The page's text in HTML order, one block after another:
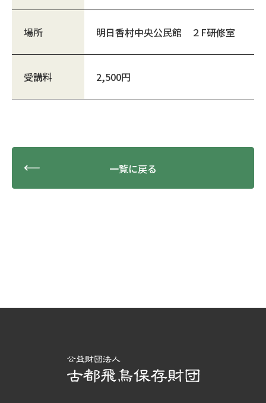
場所 明日香村中央公民館 ２F研修室
受講料 2,500円
一覧に戻る